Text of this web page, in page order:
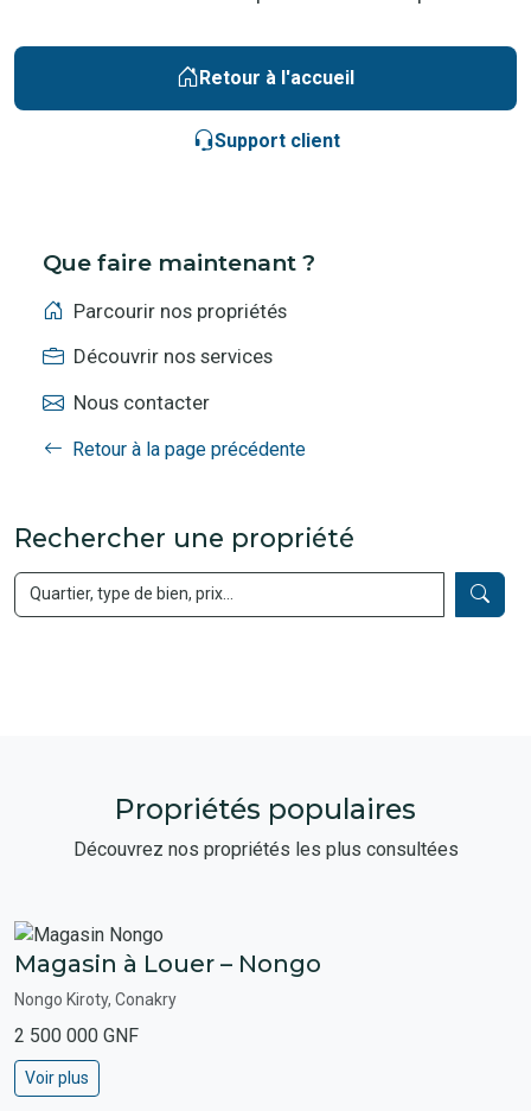
Retour à l'accueil
Support client
Que faire maintenant ?
Parcourir nos propriétés
Découvrir nos services
Nous contacter
Retour à la page précédente
Rechercher une propriété
Propriétés populaires
Découvrez nos propriétés les plus consultées
Magasin à Louer – Nongo
Nongo Kiroty, Conakry
2 500 000 GNF
Voir plus